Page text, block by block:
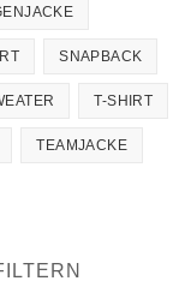
SNAPBACK
T-SHIRT
TEAMJACKE